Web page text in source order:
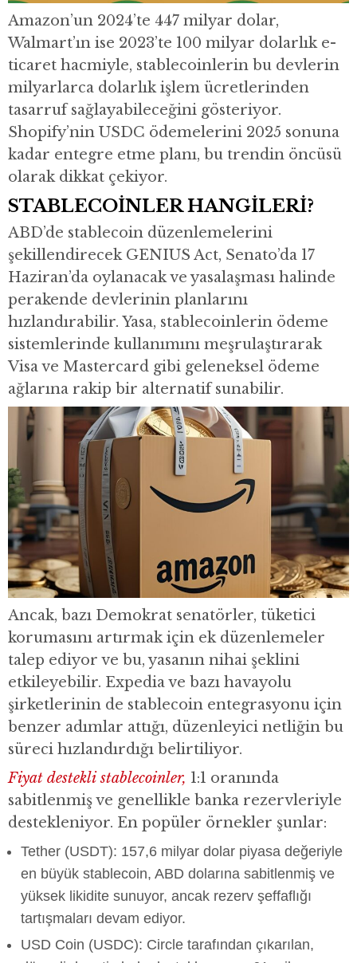
Amazon’un 2024’te 447 milyar dolar,
Walmart’ın ise 2023’te 100 milyar dolarlık e-
ticaret hacmiyle, stablecoinlerin bu devlerin
milyarlarca dolarlık işlem ücretlerinden
tasarruf sağlayabileceğini gösteriyor.
Shopify’nin USDC ödemelerini 2025 sonuna
kadar entegre etme planı, bu trendin öncüsü
olarak dikkat çekiyor.
STABLECOİNLER HANGİLERİ?
ABD’de stablecoin düzenlemelerini
şekillendirecek GENIUS Act, Senato’da 17
Haziran’da oylanacak ve yasalaşması halinde
perakende devlerinin planlarını
hızlandırabilir. Yasa, stablecoinlerin ödeme
sistemlerinde kullanımını meşrulaştırarak
Visa ve Mastercard gibi geleneksel ödeme
ağlarına rakip bir alternatif sunabilir.
Ancak, bazı Demokrat senatörler, tüketici
korumasını artırmak için ek düzenlemeler
talep ediyor ve bu, yasanın nihai şeklini
etkileyebilir. Expedia ve bazı havayolu
şirketlerinin de stablecoin entegrasyonu için
benzer adımlar attığı, düzenleyici netliğin bu
süreci hızlandırdığı belirtiliyor.
Fiyat destekli stablecoinler, 1:1 oranında
sabitlenmiş ve genellikle banka rezervleriyle
destekleniyor. En popüler örnekler şunlar:
Tether (USDT): 157,6 milyar dolar piyasa değeriyle
en büyük stablecoin, ABD dolarına sabitlenmiş ve
yüksek likidite sunuyor, ancak rezerv şeffaflığı
tartışmaları devam ediyor.
USD Coin (USDC): Circle tarafından çıkarılan,